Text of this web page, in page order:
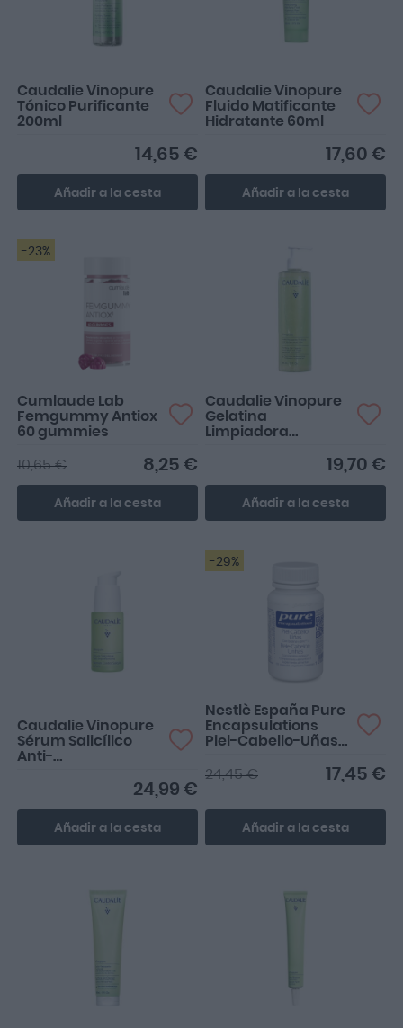
Caudalie Vinopure
Tónico Purificante
200ml
14,65 €
Añadir a la cesta
Caudalie Vinopure
Fluido Matificante
Hidratante 60ml
17,60 €
Añadir a la cesta
-23%
Cumlaude Lab
Femgummy Antiox
60 gummies
8,25 €
10,65 €
Añadir a la cesta
Caudalie Vinopure
Gelatina
Limpiadora
19,70 €
Añadir a la cesta
Caudalie Vinopure
Sérum Salicílico
Anti-
24,99 €
Añadir a la cesta
-29%
Nestlè España Pure
Encapsulations
Piel-Cabello-Uñas
17,45 €
24,45 €
Añadir a la cesta